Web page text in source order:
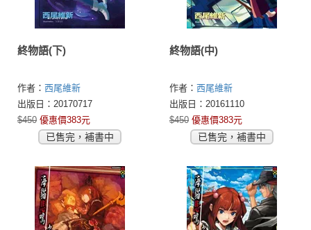
終物語(下)
作者： 西尾維新
出版日：20170717
$450 優惠價383元
已售完，補書中
終物語(中)
作者： 西尾維新
出版日：20161110
$450 優惠價383元
已售完，補書中